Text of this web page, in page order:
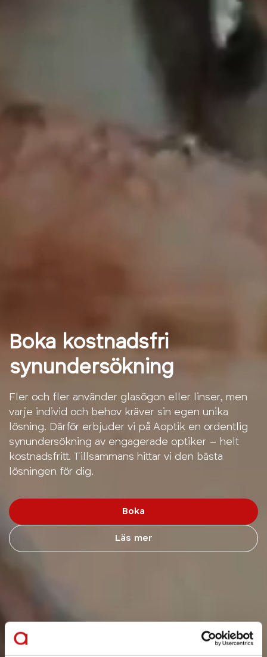
Boka kostnadsfri
synundersökning
Fler och fler använder glasögon eller linser, men
varje individ och behov kräver sin egen unika
lösning. Därför erbjuder vi på Aoptik en ordentlig
synundersökning av engagerade optiker – helt
kostnadsfritt. Tillsammans hittar vi den bästa
lösningen för dig.
Boka
Läs mer